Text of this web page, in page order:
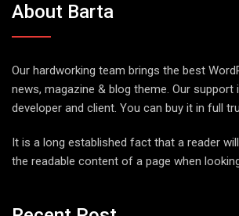
About Barta
Our hardworking team brings the best
news, magazine & blog theme. Our
developer and client. You can buy it in full
It is a long established fact that a reader
the readable content of a page when